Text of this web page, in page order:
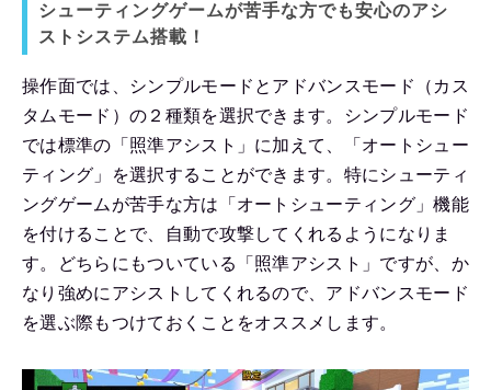
シューティングゲームが苦手な方でも安心のアシ
ストシステム搭載！
操作面では、シンプルモードとアドバンスモード（カス
タムモード）の２種類を選択できます。シンプルモード
では標準の「照準アシスト」に加えて、「オートシュー
ティング」を選択することができます。特にシューティ
ングゲームが苦手な方は「オートシューティング」機能
を付けることで、自動で攻撃してくれるようになりま
す。どちらにもついている「照準アシスト」ですが、か
なり強めにアシストしてくれるので、アドバンスモード
を選ぶ際もつけておくことをオススメします。